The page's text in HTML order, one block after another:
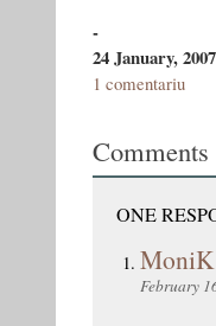
-
24 January, 2007
1 comentariu
Comments
ONE
MoniK
February